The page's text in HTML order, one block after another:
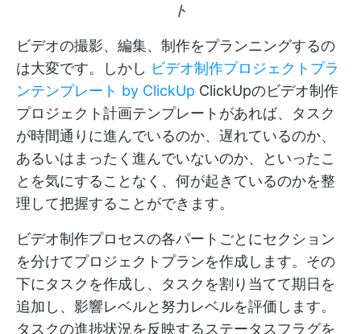
ト
ビデオの撮影、編集、制作をプランニングするの
は大変です。しかし ビデオ制作プロジェクトプラ
ンテンプレート by ClickUp ClickUpのビデオ制作
プロジェクト計画テンプレートがあれば、タスク
が時間通りに進んでいるのか、遅れているのか、
あるいはまったく進んでいないのか、といったこ
とを気にすることなく、何が起きているのかを整
理して把握することができます。
ビデオ制作プロセスの各パートごとにセクション
を分けてプロジェクトプランを作成します。その
下にタスクを作成し、タスクを割り当てて期日を
追加し、影響レベルと努力レベルを評価します。
タスクの進捗状況を反映するステータスフラグを